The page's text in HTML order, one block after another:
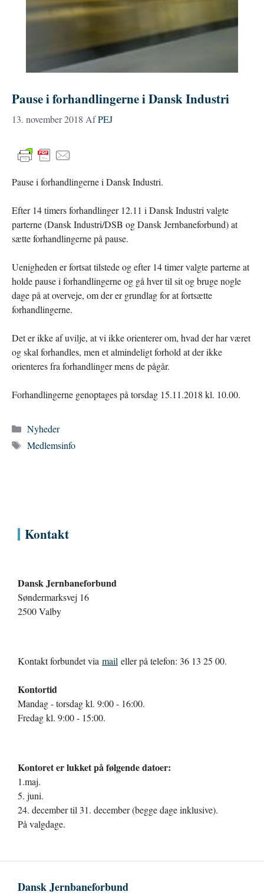
Pause i forhandlingerne i Dansk Industri
13. november 2018 AfPEJ
Pause i forhandlingerne i Dansk Industri.
Efter 14 timers forhandlinger 12.11 i Dansk Industri valgte
parterne (Dansk Industri/DSB og Dansk Jernbaneforbund) at
sætte forhandlingerne på pause.
Uenigheden er fortsat tilstede og efter 14 timer valgte parterne at
holde pause i forhandlingerne og gå hver til sit og bruge nogle
dage på at overveje, om der er grundlag for at fortsætte
forhandlingerne.
Det er ikke af uvilje, at vi ikke orienterer om, hvad der har været
og skal forhandles, men et almindeligt forhold at der ikke
orienteres fra forhandlinger mens de pågår.
Forhandlingerne genoptages på torsdag 15.11.2018 kl. 10.00.
Kategorier
Nyheder
Tags
Medlemsinfo
Kontakt
Dansk Jernbaneforbund
Søndermarksvej 16
2500 Valby
Kontakt forbundet via mail eller på telefon: 36 13 25 00.
Kontortid
Mandag - torsdag kl. 9:00 - 16:00.
Fredag kl. 9:00 - 15:00.
Kontoret er lukket på følgende datoer:
1.maj.
5. juni.
24. december til 31. december (begge dage inklusive).
På valgdage.
Dansk Jernbaneforbund